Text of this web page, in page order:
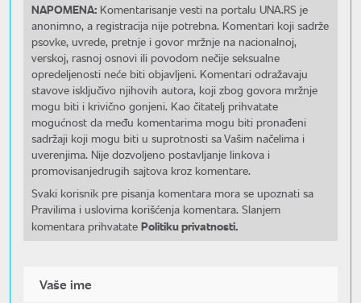
NAPOMENA: Komentarisanje vesti na portalu UNA.RS je
anonimno, a registracija nije potrebna. Komentari koji sadrže
psovke, uvrede, pretnje i govor mržnje na nacionalnoj,
verskoj, rasnoj osnovi ili povodom nečije seksualne
opredeljenosti neće biti objavljeni. Komentari odražavaju
stavove isključivo njihovih autora, koji zbog govora mržnje
mogu biti i krivično gonjeni. Kao čitatelj prihvatate
mogućnost da među komentarima mogu biti pronađeni
sadržaji koji mogu biti u suprotnosti sa Vašim načelima i
uverenjima. Nije dozvoljeno postavljanje linkova i
promovisanjedrugih sajtova kroz komentare.
Svaki korisnik pre pisanja komentara mora se upoznati sa
Pravilima i uslovima korišćenja komentara. Slanjem
komentara prihvatate Politiku privatnosti.